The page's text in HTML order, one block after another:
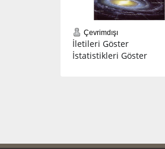
Çevrimdışı
İletileri Göster
İstatistikleri Göster